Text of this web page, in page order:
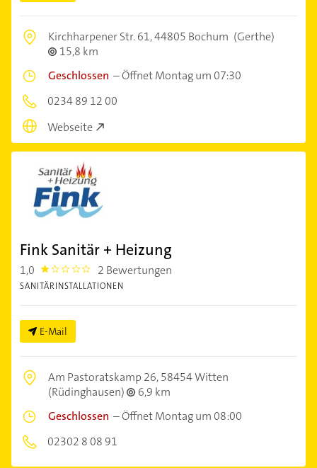
Kirchharpener Str. 61,44805 Bochum (Gerthe)
15,8 km
Geschlossen –Öffnet Montag um 07:30
0234 89 12 00
Webseite
Fink Sanitär + Heizung
1,0 1.0 2 Bewertungen
SANITÄRINSTALLATIONEN
E-Mail
Am Pastoratskamp 26,58454 Witten
(Rüdinghausen)
6,9 km
Geschlossen –Öffnet Montag um 08:00
02302 8 08 91